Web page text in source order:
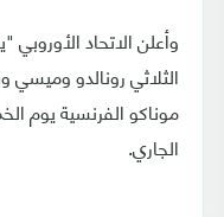
وأعلن الاتحاد الأوروبي
الثلاثي رونالدو
الجاري.